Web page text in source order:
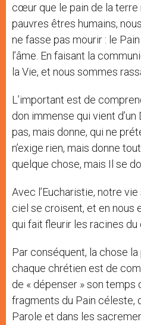
cœur que le pain de la terre
pauvres êtres humains,
ne fasse pas mourir : le
l’âme. En faisant la
la Vie, et nous sommes
L’important est de
don immense qui vient
pas, mais donne, qui ne
n’exige rien, mais donne
quelque chose, mais Il se
Avec l’Eucharistie, notre
ciel se croisent, et en nous
qui fait fleurir les racines
Par conséquent, la chose
chaque chrétien est de
de « dépenser » son
fragments du Pain céleste,
Parole et dans les